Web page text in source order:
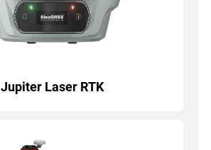
Jupiter Laser RTK